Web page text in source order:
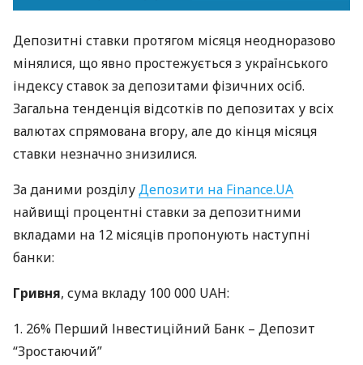
Депозитні ставки протягом місяця неодноразово
мінялися, що явно простежується з українського
індексу ставок за депозитами фізичних осіб.
Загальна тенденція відсотків по депозитах у всіх
валютах спрямована вгору, але до кінця місяця
ставки незначно знизилися.
За даними розділуДепозити на Finance.UA
найвищі процентні ставки за депозитними
вкладами на 12 місяців пропонують наступні
банки:
Гривня, сума вкладу 100 000 UAH:
1. 26% Перший Інвестиційний Банк – Депозит
“Зростаючий”